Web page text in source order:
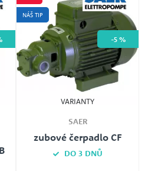
NÁŠ TIP
-5 %
VARIANTY
SAER
zubové čerpadlo CF
DO 3 DNŮ